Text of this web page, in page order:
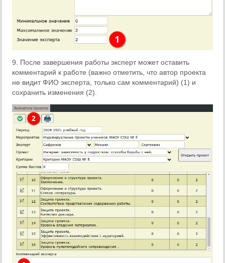
9. После завершения работы эксперт может оставить
комментарий к работе (важно отметить, что автор проекта
не видит ФИО эксперта, только сам комментарий) (1) и
сохранить изменения (2).